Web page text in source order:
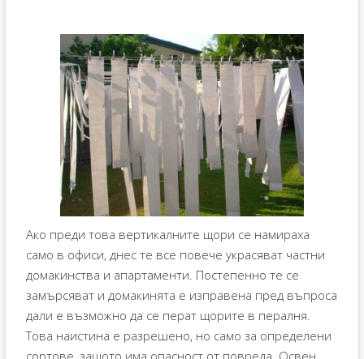
Ако преди това вертикалните щори се намираха
само в офиси, днес те все повече украсяват частни
домакинства и апартаменти. Постепенно те се
замърсяват и домакинята е изправена пред въпроса
дали е възможно да се перат щорите в пералня.
Това наистина е разрешено, но само за определени
сортове, защото има опасност от повреда. Освен